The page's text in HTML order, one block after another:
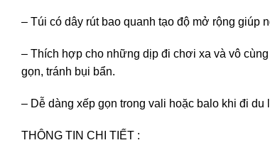
– Túi có dây rút bao quanh tạo độ mở rộng giúp
– Thích hợp cho những dịp đi chơi xa và vô
gọn, tránh bụi bẩn.
– Dễ dàng xếp gọn trong vali hoặc balo khi đi du
THÔNG TIN CHI TIẾT :